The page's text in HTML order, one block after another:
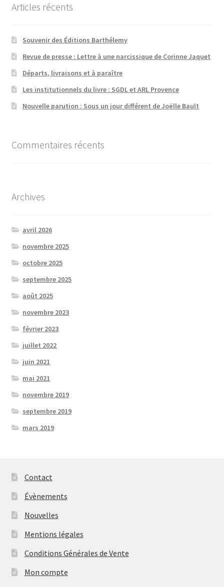
Articles récents
Souvenir des Éditions Barthélemy
Revue de presse : Lettre à une narcissique de Corinne Jaquet
Départs, livraisons et à paraître
Les institutionnels du livre : SGDL et ARL Provence
Nouvelle parution : Sous un jour différent de Joëlle Bault
Commentaires récents
Archives
avril 2026
novembre 2025
octobre 2025
septembre 2025
août 2025
novembre 2023
février 2023
juillet 2022
juin 2021
mai 2021
novembre 2019
septembre 2019
mars 2019
Contact
Évènements
Nouvelles
Mentions légales
Conditions Générales de Vente
Mon compte